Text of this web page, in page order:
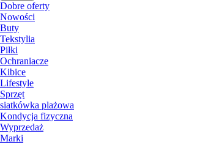
Dobre oferty
Nowości
Buty
Tekstylia
Piłki
Ochraniacze
Kibice
Lifestyle
Sprzęt
siatkówka plażowa
Kondycja fizyczna
Wyprzedaż
Marki